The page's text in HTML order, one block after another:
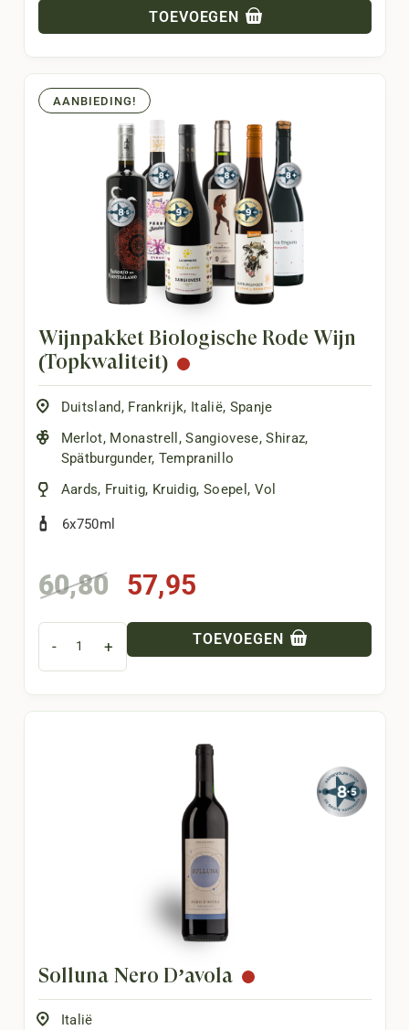
TOEVOEGEN
AANBIEDING!
Wijnpakket Biologische Rode Wijn
(Topkwaliteit)
Duitsland , Frankrijk, Italië, Spanje
Merlot, Monastrell ,Sangiovese,Shiraz,
Spätburgunder, Tempranillo
Aards, Fruitig, Kruidig,Soepel , Vol
6x750ml
60,80
Oorspronkelijke
60,80.
57,95
is:
57,95.
- + TOEVOEGEN
Solluna Nero D’avola
Italië